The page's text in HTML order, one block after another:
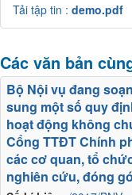
Tải tập tin : demo.pdf
Các văn bản
Bộ Nội vụ đang
sung một số quy
hoạt động không
Cổng TTĐT Chính
các cơ quan, tổ
nghiên cứu, đóng